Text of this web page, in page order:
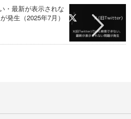
・最新が表示されな
発生（2025年7月）